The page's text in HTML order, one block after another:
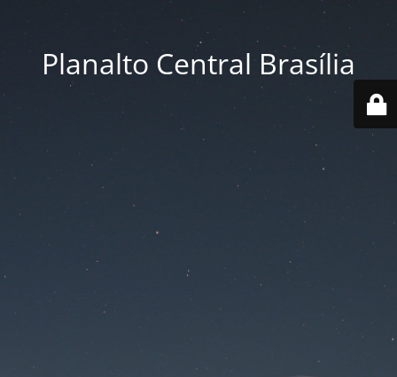
Planalto Central Brasília